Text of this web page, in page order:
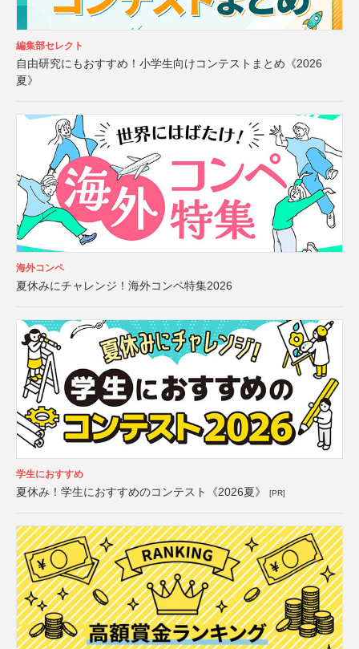
編集部セレクト
自由研究にもおすすめ！小学生向けコンテストまとめ《2026
夏》
海外コンペ
夏休みにチャレンジ！海外コンペ特集2026
学生におすすめ
夏休み！学生におすすめのコンテスト《2026夏》 [PR]